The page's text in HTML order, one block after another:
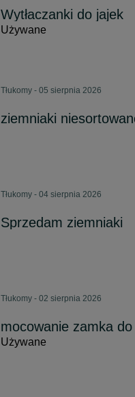
Wytłaczanki do jajek
Używane
Tłukomy - 05 sierpnia 2026
ziemniaki
Tłukomy - 04 sierpnia 2026
Sprzedam ziemniaki
Tłukomy - 02 sierpnia 2026
mocowanie zamka
Używane